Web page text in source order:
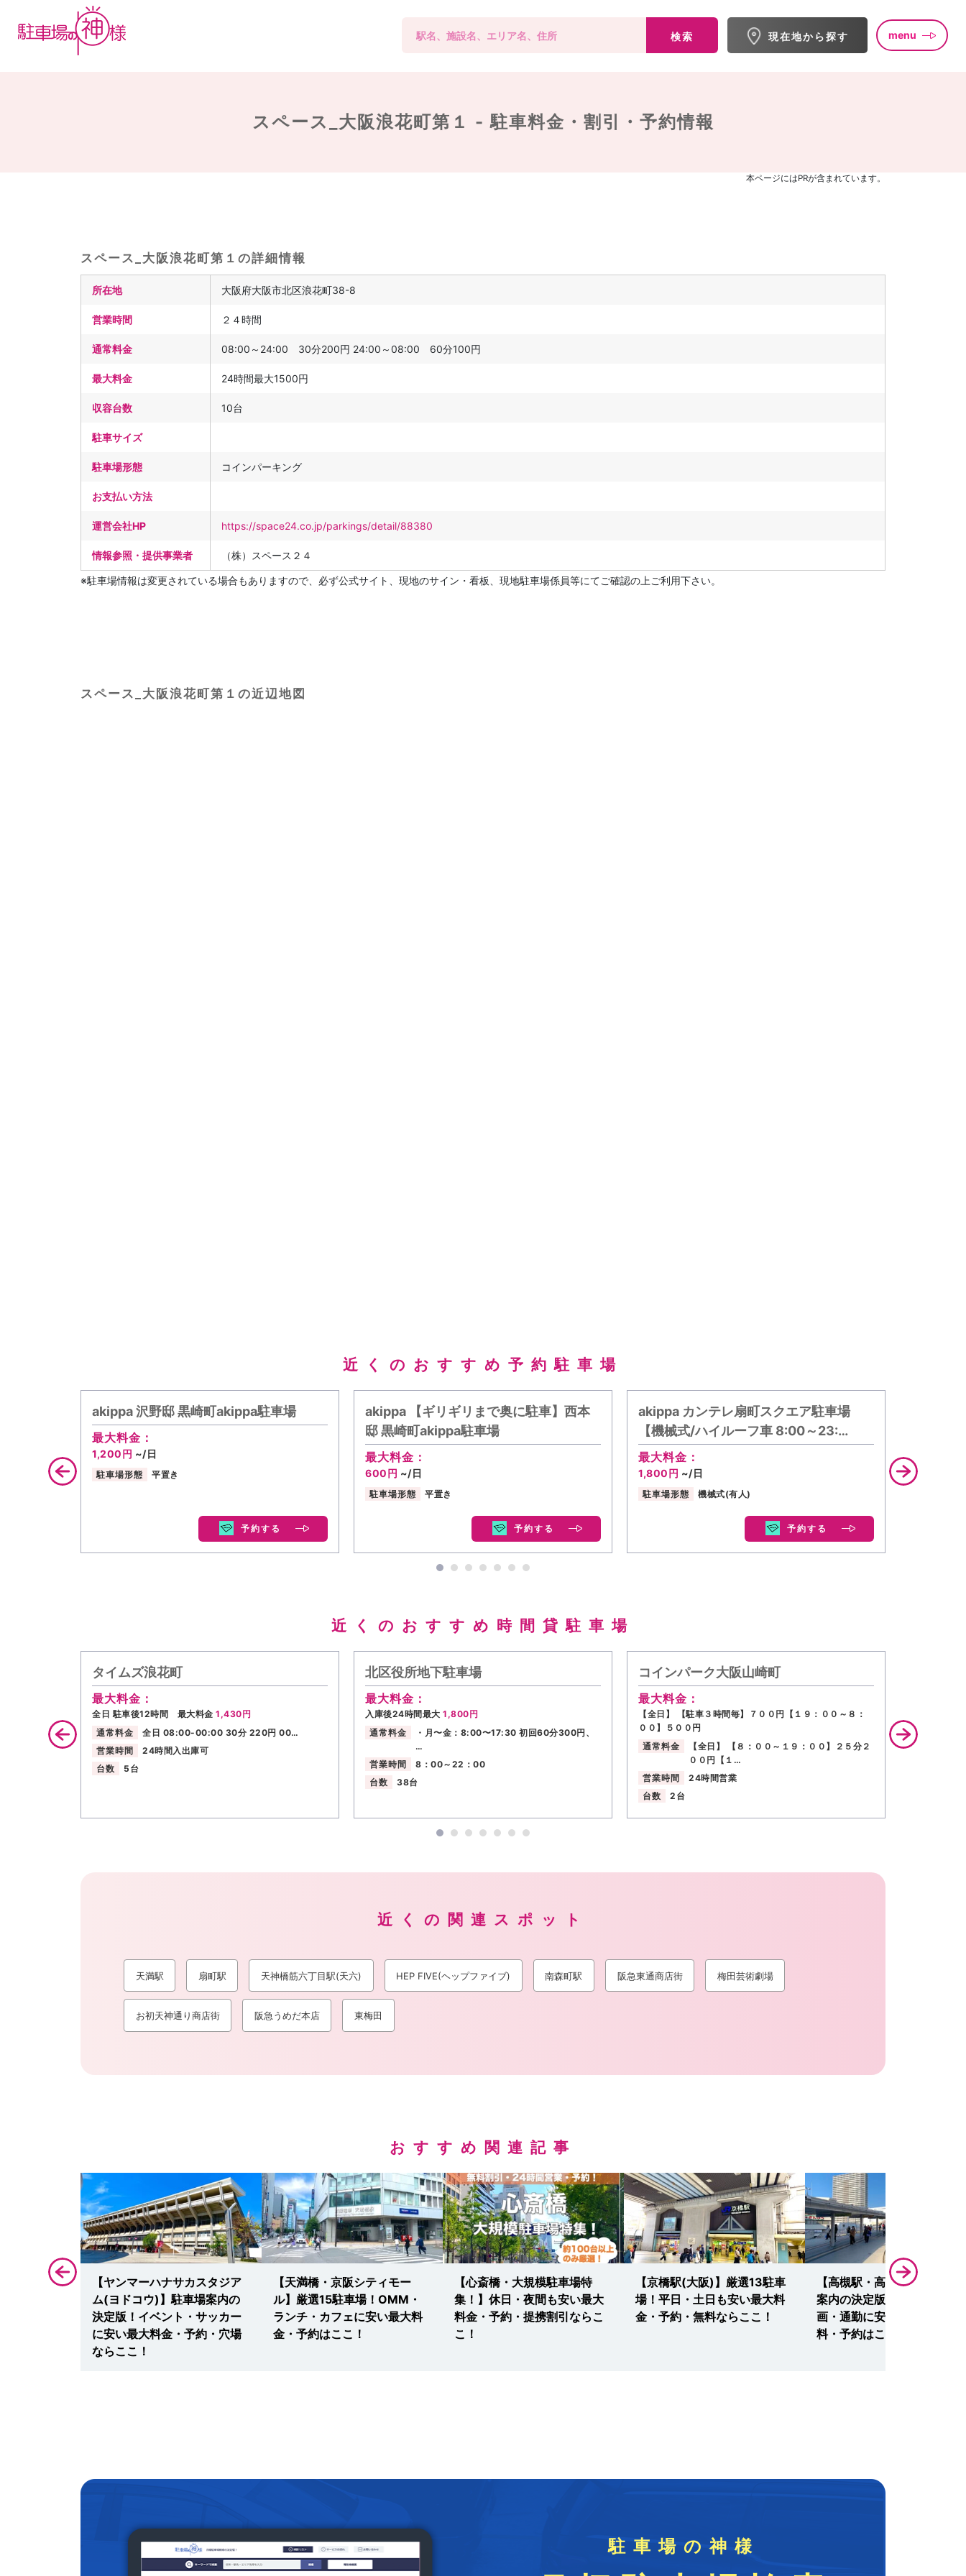
検索 現在地から探す menu
スペース_大阪浪花町第１ -駐車料金・割引・予約情報
本ページにはPRが含まれています。
スペース_大阪浪花町第１の詳細情報
所在地 大阪府大阪市北区浪花町38-8
営業時間 ２４時間
通常料金 08:00～24:00 30分200円 24:00～08:00 60分100円
最大料金 24時間最大1500円
収容台数 10台
駐車サイズ
駐車場形態 コインパーキング
お支払い方法
運営会社HP https://space24.co.jp/parkings/detail/88380
情報参照・提供事業者 （株）スペース２４
※駐車場情報は変更されている場合もありますので、必ず公式サイト、現地のサイン・看板、現地駐車場係員等にてご確認の上ご利用下さい。
スペース_大阪浪花町第１の近辺地図
近くのおすすめ予約駐車場
akippa 沢野邸 黒崎町akippa駐車場
最大料金：
1,200円 ~/日
駐車場形態 平置き
予約する
akippa 【ギリギリまで奥に駐車】西本
邸 黒崎町akippa駐車場
最大料金：
600円 ~/日
駐車場形態 平置き
予約する
akippa カンテレ扇町スクエア駐車場
【機械式/ハイルーフ車 8:00～23:…
最大料金：
1,800円 ~/日
駐車場形態 機械式(有人)
予約する
最大料金
600円
近くのおすすめ時間貸駐車場
タイムズ浪花町
最大料金：
全日 駐車後12時間 最大料金 1,430円
通常料金
全日 08:00-00:00 30分 220円 00…
営業時間
24時間入出庫可
台数
5台
北区役所地下駐車場
最大料金：
入庫後24時間最大 1,800円
通常料金
・月〜金：8:00〜17:30 初回60分300円、
…
営業時間
8：00～22：00
台数
38台
コインパーク大阪山崎町
最大料金：
【全日】 【駐車３時間毎】７００円【１９：００～８：
００】５００円
通常料金
【全日】 【８：００～１９：００】２５分２
００円【１…
営業時間
24時間営業
台数
2台
円
近くの関連スポット
天満駅 扇町駅 天神橋筋六丁目駅(天六) HEP FIVE(ヘップファイブ) 南森町駅 阪急東通商店街 梅田芸術劇場
お初天神通り商店街 阪急うめだ本店 東梅田
おすすめ関連記事
ィバルホ
【ヤンマーハナサカスタジア
ム(ヨドコウ)】駐車場案内の
決定版！イベント・サッカー
に安い最大料金・予約・穴場
ならここ！
【天満橋・京阪シティモー
ル】厳選15駐車場！OMM・
ランチ・カフェに安い最大料
金・予約はここ！
【心斎橋・大規模駐車場特
集！】休日・夜間も安い最大
料金・予約・提携割引ならこ
こ！
【京橋駅(大阪)】厳選13駐車
場！平日・土日も安い最大料
金・予約・無料ならここ！
【高槻駅・高槻阪急】駐車場
案内の決定版！ランチ・映
画・通勤に安い最大料金・無
料・予約はここ！
駐車場の神様